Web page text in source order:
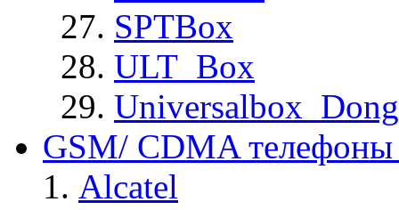
SPTBox
ULT_Box
GSM/ CDMA
Alcatel